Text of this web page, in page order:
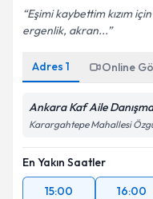
Eşimi kaybettim kızım
ergenlik, akran...
Adres 1 Online
Ankara Kaf Aile
Karargahtepe Mahallesi
En Yakın Saatler
15:00
16:00